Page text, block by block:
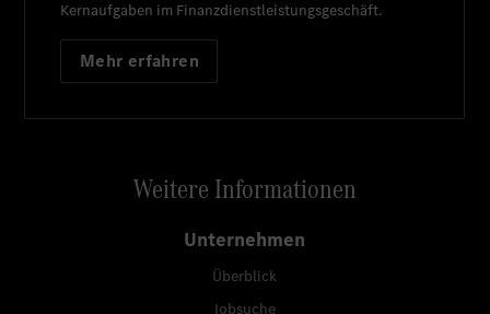
Kernaufgaben im Finanzdienstleistungsgeschäft.
Mehr erfahren
Weitere Informationen
Unternehmen
Überblick
Jobsuche